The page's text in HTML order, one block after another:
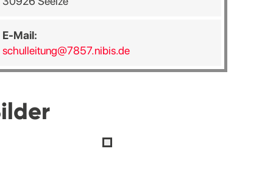
E-Mail:
schulleitung@7857.nibis.de